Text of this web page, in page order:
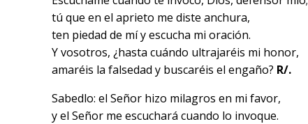
tú que en el aprieto me diste anchura,
ten piedad de mí y escucha mi oración.
Y vosotros, ¿hasta cuándo ultrajaréis mi honor,
amaréis la falsedad y buscaréis el engaño? R/.
Sabedlo: el Señor hizo milagros en mi favor,
y el Señor me escuchará cuando lo invoque.